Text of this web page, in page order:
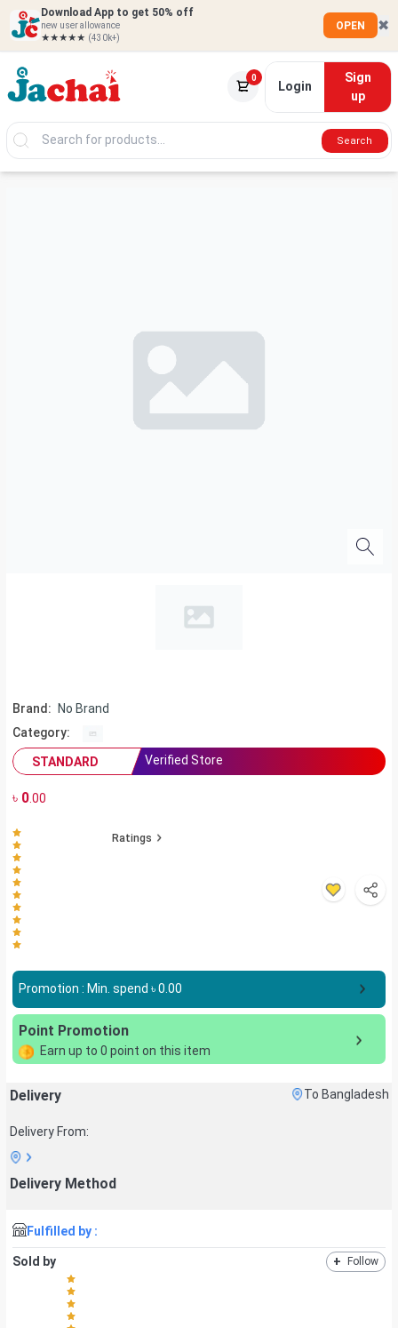
Download App to get 50% off
new user allowance
★★★★★ (430k+)
OPEN ✖
0
Login
Sign
up
Search
Brand:
No Brand
Category:
STANDARD
Verified Store
৳ 0.00
Ratings
Promotion : Min. spend ৳0.00
Point Promotion
Earn up to 0 point on this item
Delivery To Bangladesh
Delivery From:
Delivery Method
Fulfilled by :
Sold by + Follow